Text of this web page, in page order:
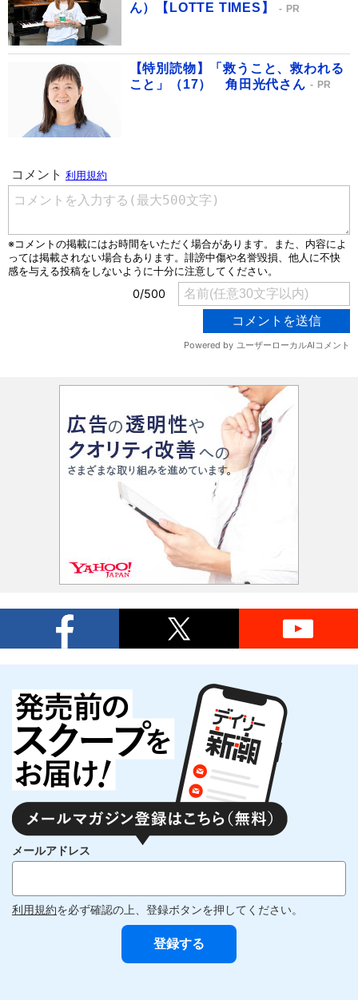
ん）【LOTTE TIMES】
PR
【特別読物】「救うこと、救われる
こと」（17） 角田光代さん
PR
メールアドレス
利用規約を必ず確認の上、登録ボタンを押してください。